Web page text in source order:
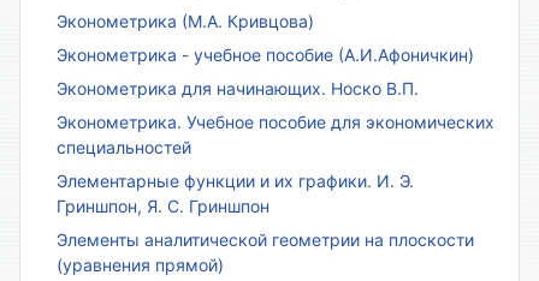
Эконометрика (М.А. Кривцова)
Эконометрика - учебное пособие (А.И.Афоничкин)
Эконометрика для начинающих. Носко В.П.
Эконометрика. Учебное пособие для экономических
специальностей
Элементарные функции и их графики. И. Э.
Гриншпон, Я. С. Гриншпон
Элементы аналитической геометрии на плоскости
(уравнения прямой)